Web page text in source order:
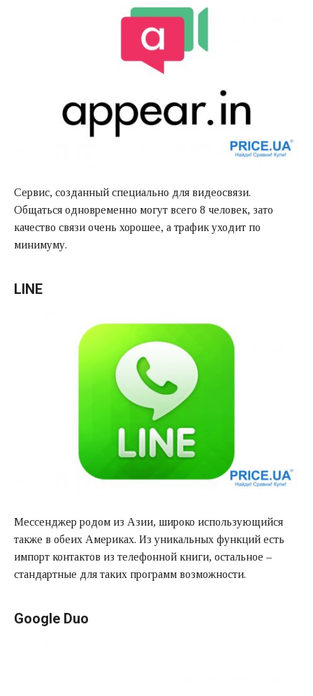
Сервис, созданный специально для видеосвязи.
Общаться одновременно могут всего 8 человек, зато
качество связи очень хорошее, а трафик уходит по
минимуму.
LINE
Мессенджер родом из Азии, широко использующийся
также в обеих Америках. Из уникальных функций есть
импорт контактов из телефонной книги, остальное –
стандартные для таких программ возможности.
Google Duo